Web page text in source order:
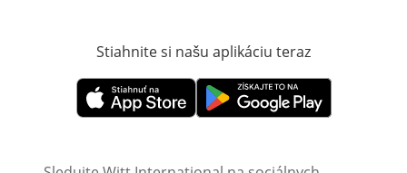
Stiahnite si našu aplikáciu teraz
Otvorí sa vnovom okneOtvorí sa vnovom okne